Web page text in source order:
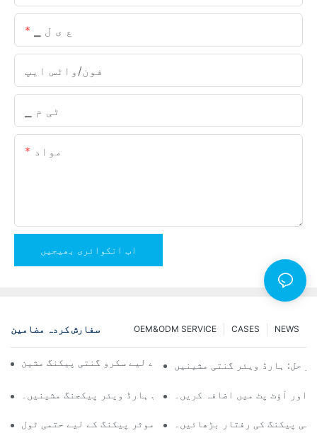
▁ ع ی ل
فون/واٹس ایپ
▁ ٹی م
مواد
اب انکوائری بھیجیں
سفارش کردہ مضامین NEWS
CASES
OEM&ODM SERVICE
قابل اعتماد اور تیز نتائج کے لیے سکرو گنتی پیکنگ مشین
حل: ہارڈ ویئر گنتی مشینیں
مسلسل کوالٹی کنٹرول کے لیے ٹاپ ہارڈ ویئر پیکجنگ مشینیں۔
اور آؤٹ پٹ میں اضافہ کریں۔
سکرو گنتی پیکنگ مشینیں: موثر پیکنگ کے لیے حتمی ٹول
پیکنگ کی رفتار بڑھائیں۔